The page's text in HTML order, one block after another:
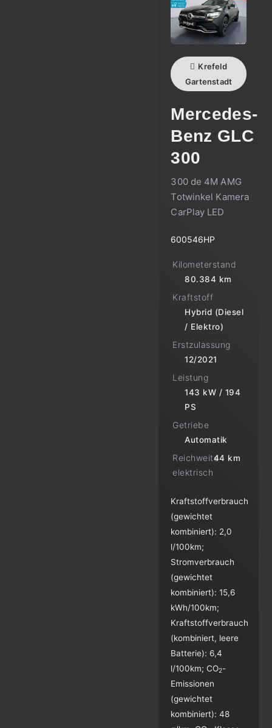
Krefeld
Gartenstadt
Mercedes-
Benz GLC
300
300 de 4M AMG
Totwinkel Kamera
CarPlay LED
600546HP
Kilometerstand
80.384 km
Kraftstoff
Hybrid (Diesel
/ Elektro)
Erstzulassung
12/2021
Leistung
143 kW / 194
PS
Getriebe
Automatik
Reichweite
elektrisch
44 km
Kraftstoffverbrauch
(gewichtet
kombiniert): 2,0
l/100km;
Stromverbrauch
(gewichtet
kombiniert):15,6
kWh/100km;
Kraftstoffverbrauch
(kombiniert, leere
Batterie): 6,4
l/100km;CO2-
Emissionen
(gewichtet
kombiniert):48